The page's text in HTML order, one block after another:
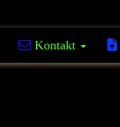
Kontakt